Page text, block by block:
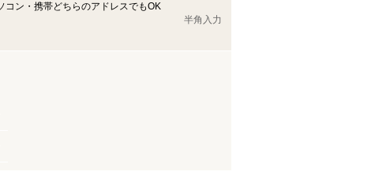
コン・携帯どちらのアドレスでもOK
半角入力